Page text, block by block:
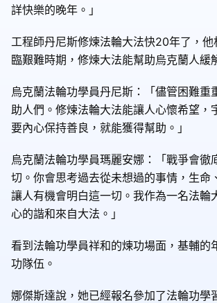
詳快樂的晚年。」
工程師丹尼斯修煉法輪大法快20年了，
臨艱難時期，修煉大法能幫助烏克蘭人緩
烏克蘭法輪功學員丹尼斯：「儘管困難重
助人們。修煉法輪大法能讓人心懷希望，
要內心保持善良，就能獲得幫助。」
烏克蘭法輪功學員瑪麗安娜：「戰爭會徹
切。你會思考過去從未想過的事情，生命
讓人有機會明白這一切。我作為一名法輪
心的諧和來自大法。」
看到法輪功學員祥和的煉功場面，基輔的
功隊伍。
娜傑斯達說，她已經報名參加了法輪功學